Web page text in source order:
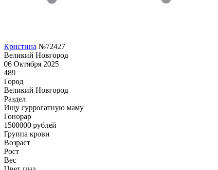
Кристина №72427
Великий Новгород
06 Октября 2025
489
Город
Великий Новгород
Раздел
Ищу суррогатную маму
Гонoрар
1500000 рублей
Группа крови
Возраст
Рост
Вес